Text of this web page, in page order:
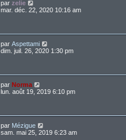
par zelie
mar. déc. 22, 2020 10:16 am
par Aspettami
dim. juil. 26, 2020 1:30 pm
par Norma
lun. août 19, 2019 6:10 pm
par Mézigue
sam. mai 25, 2019 6:23 am